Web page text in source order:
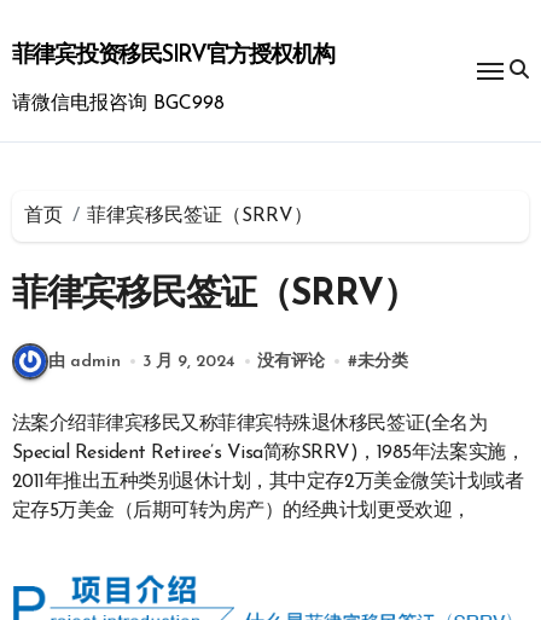
到
内
菲律宾投资移民SIRV官方授权机构
请微信电报咨询 BGC998
首页 菲律宾移民签证（SRRV）
菲律宾移民签证（SRRV）
由 admin 3 月 9, 2024 没有评论 #未分类
法案介绍菲律宾移民又称菲律宾特殊退休移民签证(全名为
Special Resident Retiree’s Visa简称SRRV)，1985年法案实施，
2011年推出五种类别退休计划，其中定存2万美金微笑计划或者
定存5万美金（后期可转为房产）的经典计划更受欢迎，